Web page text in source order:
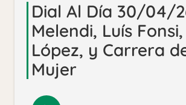
Dial Al Día 30/04/
Melendi, Luís
López, y Carrera
Mujer